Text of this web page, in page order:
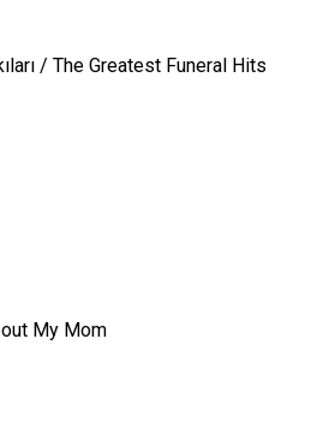
/ The Greatest Funeral Hits
My Mom